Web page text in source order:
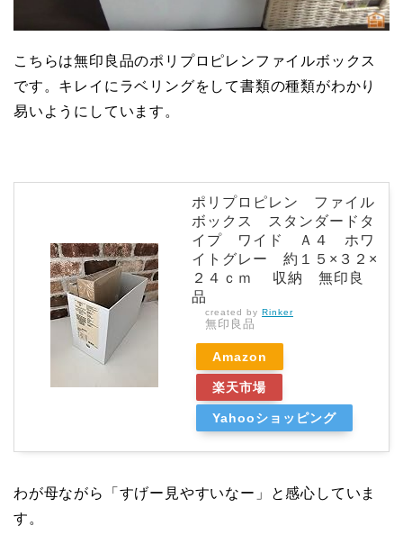
こちらは無印良品のポリプロピレンファイルボックス
です。キレイにラベリングをして書類の種類がわかり
易いようにしています。
ポリプロピレン ファイル
ボックス スタンダードタ
イプ ワイド Ａ４ ホワ
イトグレー 約１５×３２×
２４ｃｍ 収納 無印良
品
created by Rinker
無印良品
Amazon
楽天市場
Yahooショッピング
わが母ながら「すげー見やすいなー」と感心していま
す。